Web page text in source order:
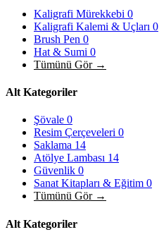
Kaligrafi Mürekkebi 0
Kaligrafi Kalemi & Uçları 0
Brush Pen 0
Hat & Sumi 0
Tümünü Gör →
Alt Kategoriler
Şövale 0
Resim Çerçeveleri 0
Saklama 14
Atölye Lambası 14
Güvenlik 0
Sanat Kitapları & Eğitim 0
Tümünü Gör →
Alt Kategoriler